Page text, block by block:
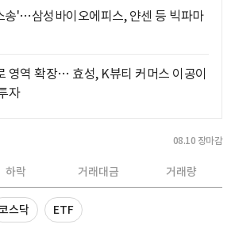
송'…삼성바이오에피스, 얀센 등 빅파마
영역 확장… 효성, K뷰티 커머스 이공이
자
08.10 장마감
하락 거래대금 거래량
스닥 ETF